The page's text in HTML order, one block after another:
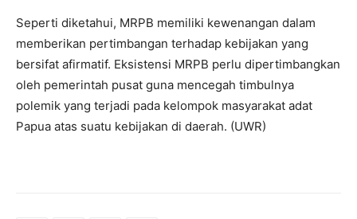
Seperti diketahui, MRPB memiliki kewenangan dalam
memberikan pertimbangan terhadap kebijakan yang
bersifat afirmatif. Eksistensi MRPB perlu dipertimbangkan
oleh pemerintah pusat guna mencegah timbulnya
polemik yang terjadi pada kelompok masyarakat adat
Papua atas suatu kebijakan di daerah. (UWR)